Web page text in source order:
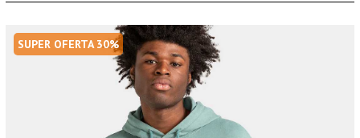
SUPER OFERTA 30%